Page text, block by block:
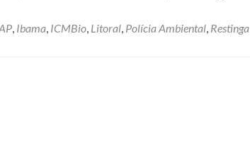
, Ibama, ICMBio, Litoral, Polícia Ambiental, Restinga